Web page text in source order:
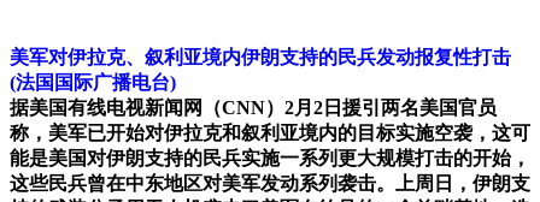
美军对伊拉克、叙利亚境内伊朗支持的民兵发动报复性打击
(法国国际广播电台)
据美国有线电视新闻网（CNN）2月2日援引两名美国官员
称，美军已开始对伊拉克和叙利亚境内的目标实施空袭，这可
能是美国对伊朗支持的民兵实施一系列更大规模打击的开始，
这些民兵曾在中东地区对美军发动系列袭击。上周日，伊朗支